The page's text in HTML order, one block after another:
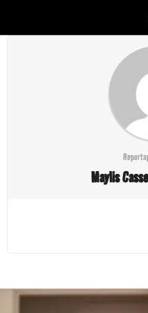
Maylis